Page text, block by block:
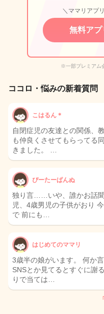
＼ママリアプ
無料アプ
※一部プレミアム
ココロ・悩みの新着質問
こはるん＊
自閉症児の友達との関係、
も仲良くさせてもらってる
きました。 …
ぴーたーぱんぬ
独り言……いや、誰かお話聞
児、4歳男児の子供がおり
で 前にも…
はじめてのママリ
3歳半の娘がいます。 何か
SNSとか見てるとすぐに謝
りで当ては…